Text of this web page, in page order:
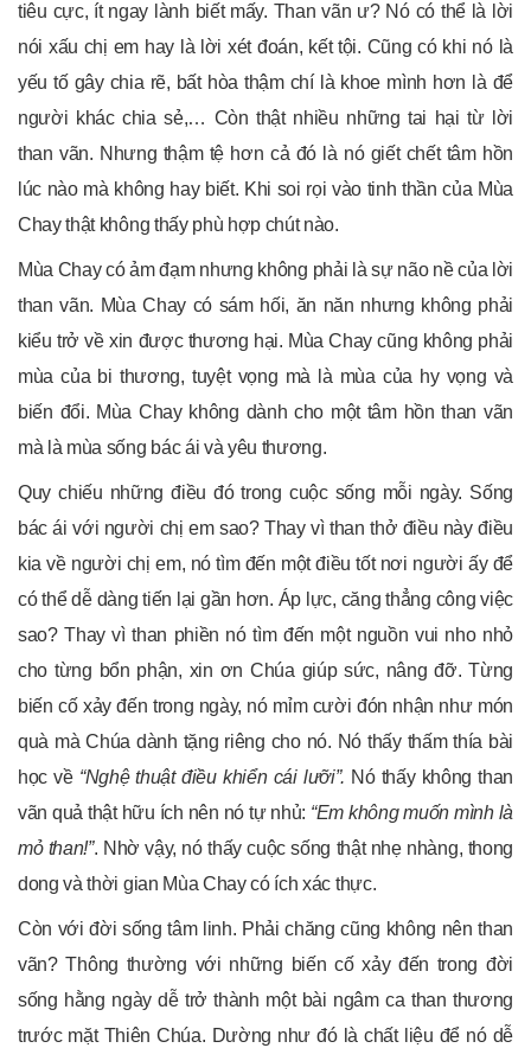
tiêu cực, ít ngay lành biết mấy. Than vãn ư? Nó có thể là lời
nói xấu chị em hay là lời xét đoán, kết tội. Cũng có khi nó là
yếu tố gây chia rẽ, bất hòa thậm chí là khoe mình hơn là để
người khác chia sẻ,… Còn thật nhiều những tai hại từ lời
than vãn. Nhưng thậm tệ hơn cả đó là nó giết chết tâm hồn
lúc nào mà không hay biết. Khi soi rọi vào tinh thần của Mùa
Chay thật không thấy phù hợp chút nào.
Mùa Chay có ảm đạm nhưng không phải là sự não nề của lời
than vãn. Mùa Chay có sám hối, ăn năn nhưng không phải
kiểu trở về xin được thương hại. Mùa Chay cũng không phải
mùa của bi thương, tuyệt vọng mà là mùa của hy vọng và
biến đổi. Mùa Chay không dành cho một tâm hồn than vãn
mà là mùa sống bác ái và yêu thương.
Quy chiếu những điều đó trong cuộc sống mỗi ngày. Sống
bác ái với người chị em sao? Thay vì than thở điều này điều
kia về người chị em, nó tìm đến một điều tốt nơi người ấy để
có thể dễ dàng tiến lại gần hơn. Áp lực, căng thẳng công việc
sao? Thay vì than phiền nó tìm đến một nguồn vui nho nhỏ
cho từng bổn phận, xin ơn Chúa giúp sức, nâng đỡ. Từng
biến cố xảy đến trong ngày, nó mỉm cười đón nhận như món
quà mà Chúa dành tặng riêng cho nó. Nó thấy thấm thía bài
học về “Nghệ thuật điều khiển cái lưỡi”. Nó thấy không than
vãn quả thật hữu ích nên nó tự nhủ: “Em không muốn mình là
mỏ than!”. Nhờ vậy, nó thấy cuộc sống thật nhẹ nhàng, thong
dong và thời gian Mùa Chay có ích xác thực.
Còn với đời sống tâm linh. Phải chăng cũng không nên than
vãn? Thông thường với những biến cố xảy đến trong đời
sống hằng ngày dễ trở thành một bài ngâm ca than thương
trước mặt Thiên Chúa. Dường như đó là chất liệu để nó dễ